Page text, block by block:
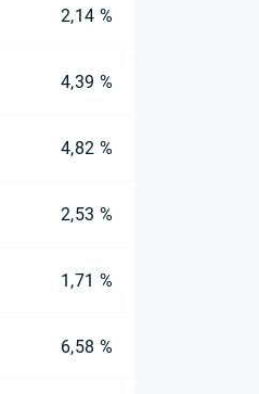
2,14 %
4,39 %
4,82 %
2,53 %
1,71 %
6,58 %